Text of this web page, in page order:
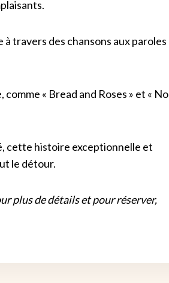
travers des chansons aux paroles
« Bread and Roses » et « No
cette histoire exceptionnelle et
le détour.
plus de détails et pour réserver,